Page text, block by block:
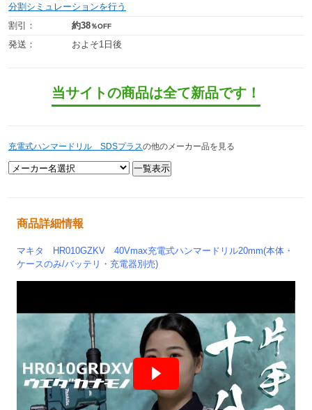
分割シミュレーションを行う
割引：
約38％OFF
発送： およそ1日後
当サイトの商品は全て新品です！
充電式ハンマードリル SDSプラスの他のメーカー品を見る
商品詳細情報
マキタ HR010GZKV 40Vmax充電式ハンマードリル20mm(本体・
ケースのみ/バッテリ・充電器別売)